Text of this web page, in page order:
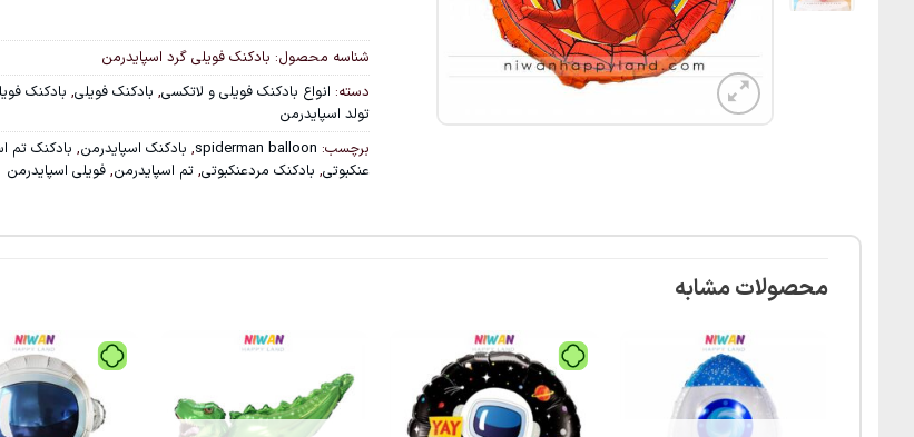
شناسه محصول: بادکنک فویلی گرد اسپایدرمن
دسته: انواع بادکنک فویلی و لاتکسی, بادکنک فویلی, بادکنک
تولد اسپایدرمن
برچسب: spiderman balloon
, بادکنک اسپایدرمن, بادکنک تم
عنکبوتی, بادکنک مردعنکبوتی, تم اسپایدرمن, فویلی اسپایدرمن
محصولات مشابه